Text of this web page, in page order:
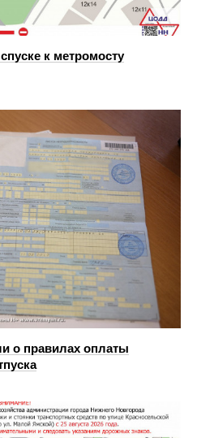
к метромосту
о правилах оплаты